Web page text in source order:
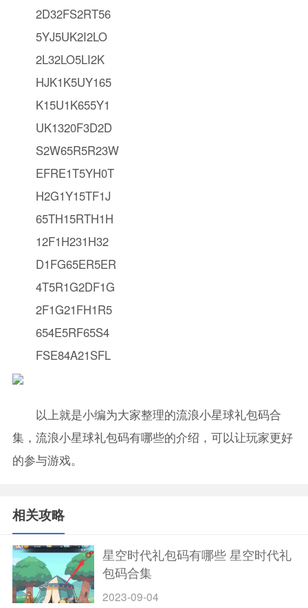
2D32FS2RT56
5YJ5UK2I2LO
2L32LO5LI2K
HJK1K5UY165
K15U1K655Y1
UK1320F3D2D
S2W65R5R23W
EFRE1T5YH0T
H2G1Y15TF1J
65TH15RTH1H
12F1H231H32
D1FG65ER5ER
4T5R1G2DF1G
2F1G21FH1R5
654E5RF65S4
FSE84A21SFL
以上就是小编为大家整理的流浪小星球礼包码合
集，流浪小星球礼包码有哪些的介绍，可以让玩家更好
的参与游戏。
相关攻略
星空时代礼包码有哪些 星空时代礼
包码合集
2023-09-04